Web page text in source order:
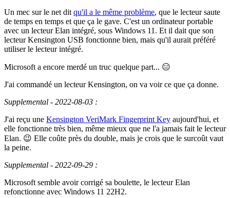
Un mec sur le net dit qu'il a le même problème, que le lecteur saute
de temps en temps et que ça le gave. C'est un ordinateur portable
avec un lecteur Elan intégré, sous Windows 11. Et il dait que son
lecteur Kensington USB fonctionne bien, mais qu'il aurait préféré
utiliser le lecteur intégré.
Microsoft a encore merdé un truc quelque part... 😑
J'ai commandé un lecteur Kensington, on va voir ce que ça donne.
Supplemental - 2022-08-03 :
J'ai reçu une Kensington VeriMark Fingerprint Key aujourd'hui, et
elle fonctionne très bien, même mieux que ne l'a jamais fait le lecteur
Elan. 😉 Elle coûte près du double, mais je crois que le surcoût vaut
la peine.
Supplemental - 2022-09-29 :
Microsoft semble avoir corrigé sa boulette, le lecteur Elan
refonctionne avec Windows 11 22H2.